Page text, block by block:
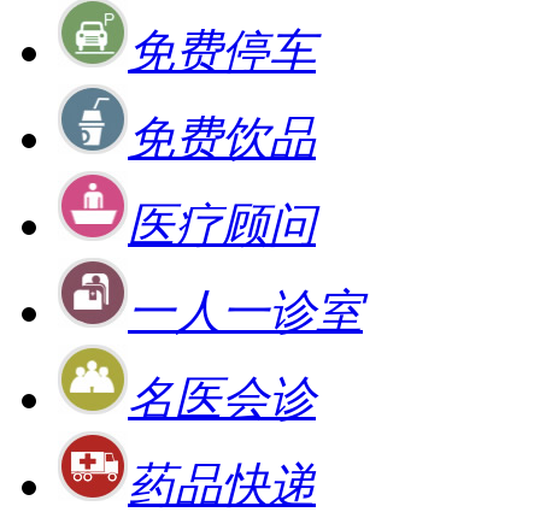
免费停车
免费饮品
医疗顾问
一人一诊室
名医会诊
药品快递